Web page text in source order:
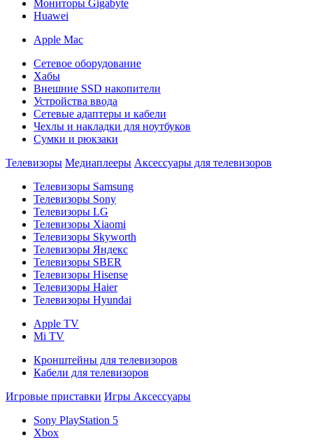
Мониторы Gigabyte
Huawei
Apple Mac
Сетевое оборудование
Хабы
Внешние SSD накопители
Устройства ввода
Сетевые адаптеры и кабели
Чехлы и накладки для ноутбуков
Сумки и рюкзаки
Телевизоры Медиаплееры Аксессуары для телевизоров
Телевизоры Samsung
Телевизоры Sony
Телевизоры LG
Телевизоры Xiaomi
Телевизоры Skyworth
Телевизоры Яндекс
Телевизоры SBER
Телевизоры Hisense
Телевизоры Haier
Телевизоры Hyundai
Apple TV
Mi TV
Кронштейны для телевизоров
Кабели для телевизоров
Игровые приставки Игры Аксессуары
Sony PlayStation 5
Xbox